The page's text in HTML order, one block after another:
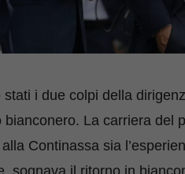
stati i due colpi della
La carriera del
Continassa sia